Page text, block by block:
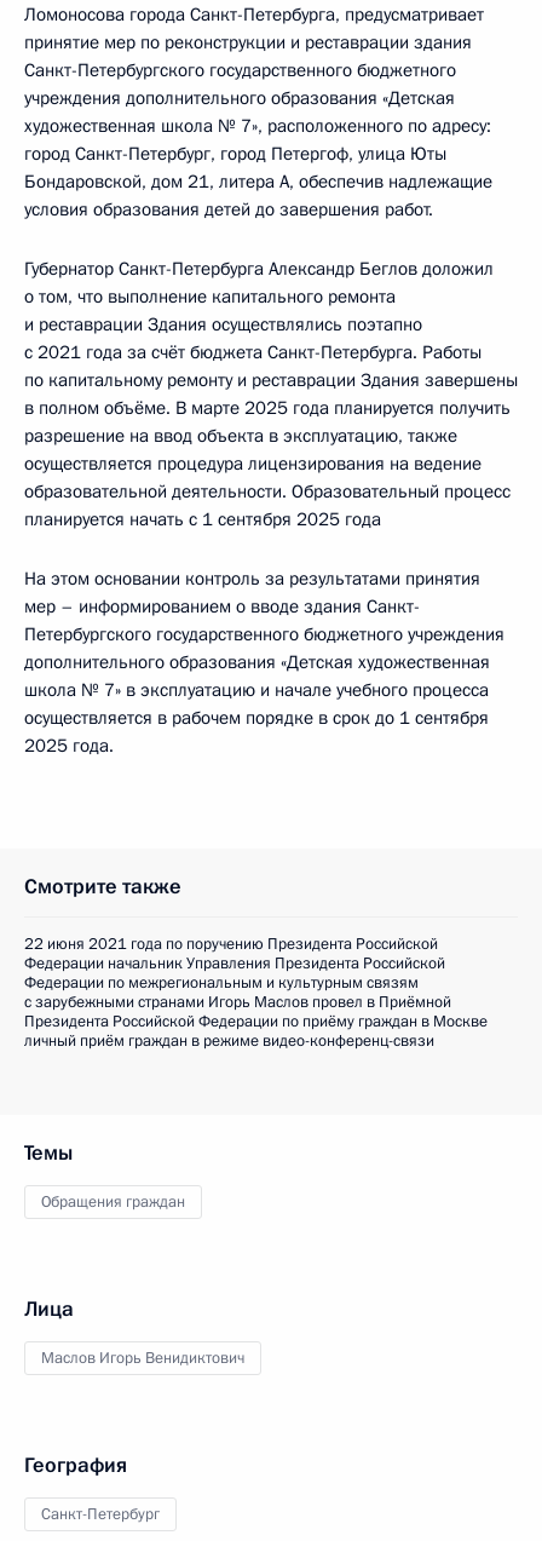
Ломоносова города Санкт-Петербурга, предусматривает
принятие мер по реконструкции и реставрации здания
Санкт-Петербургского государственного бюджетного
учреждения дополнительного образования «Детская
художественная школа № 7», расположенного по адресу:
город Санкт-Петербург, город Петергоф, улица Юты
Бондаровской, дом 21, литера А, обеспечив надлежащие
условия образования детей до завершения работ.
Губернатор Санкт-Петербурга Александр Беглов доложил
о том, что выполнение капитального ремонта
и реставрации Здания осуществлялись поэтапно
с 2021 года за счёт бюджета Санкт-Петербурга. Работы
по капитальному ремонту и реставрации Здания завершены
в полном объёме. В марте 2025 года планируется получить
разрешение на ввод объекта в эксплуатацию, также
осуществляется процедура лицензирования на ведение
образовательной деятельности. Образовательный процесс
планируется начать с 1 сентября 2025 года
На этом основании контроль за результатами принятия
мер – информированием о вводе здания Санкт-
Петербургского государственного бюджетного учреждения
дополнительного образования «Детская художественная
школа № 7» в эксплуатацию и начале учебного процесса
осуществляется в рабочем порядке в срок до 1 сентября
2025 года.
Смотрите также
22 июня 2021 года по поручению Президента Российской
Федерации начальник Управления Президента Российской
Федерации по межрегиональным и культурным связям
с зарубежными странами Игорь Маслов провел в Приёмной
Президента Российской Федерации по приёму граждан в Москве
личный приём граждан в режиме видео-конференц-связи
Темы
Обращения граждан
Лица
Маслов Игорь Венидиктович
География
Санкт-Петербург